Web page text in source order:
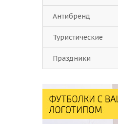
Антибренд
Туристические
Праздники